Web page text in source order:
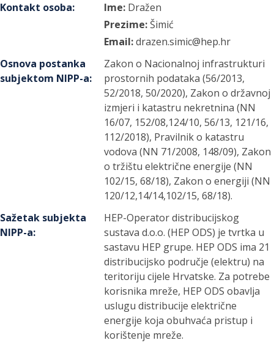
Kontakt osoba: Ime: Dražen
Prezime: Šimić
Email:drazen.simic@hep.hr
Osnova postanka
subjektom NIPP-a:
Zakon o Nacionalnoj infrastrukturi
prostornih podataka (56/2013,
52/2018, 50/2020), Zakon o državnoj
izmjeri i katastru nekretnina (NN
16/07, 152/08,124/10, 56/13, 121/16,
112/2018), Pravilnik o katastru
vodova (NN 71/2008, 148/09), Zakon
o tržištu električne energije (NN
102/15, 68/18), Zakon o energiji (NN
120/12,14/14,102/15, 68/18).
Sažetak subjekta
NIPP-a:
HEP-Operator distribucijskog
sustava d.o.o. (HEP ODS) je tvrtka u
sastavu HEP grupe. HEP ODS ima 21
distribucijsko područje (elektru) na
teritoriju cijele Hrvatske. Za potrebe
korisnika mreže, HEP ODS obavlja
uslugu distribucije električne
energije koja obuhvaća pristup i
korištenje mreže.